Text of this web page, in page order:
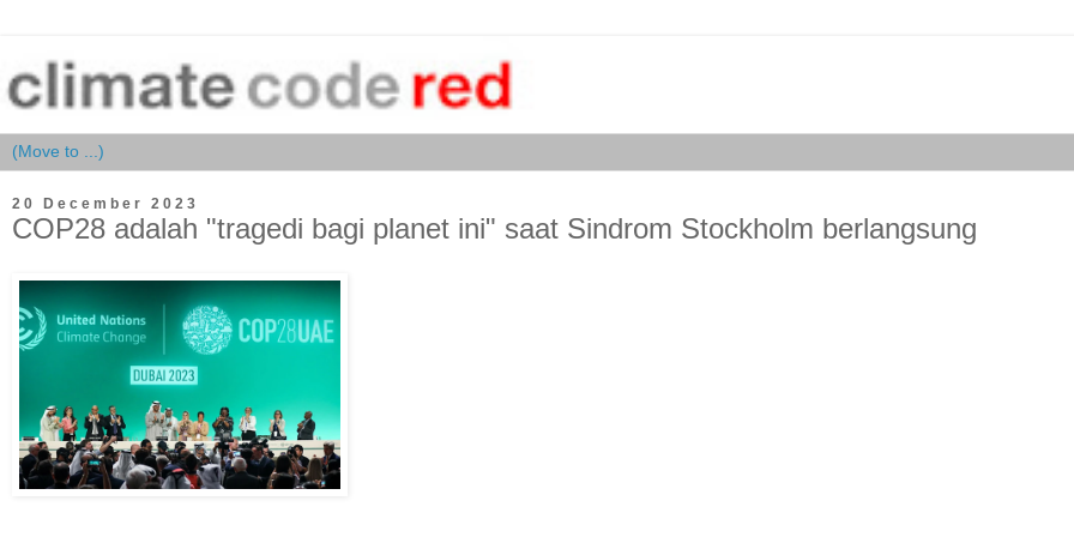
20 December 2023
COP28 adalah "tragedi bagi planet ini" saat Sindrom Stockholm berlangsung